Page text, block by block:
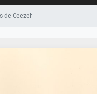
de Geezeh